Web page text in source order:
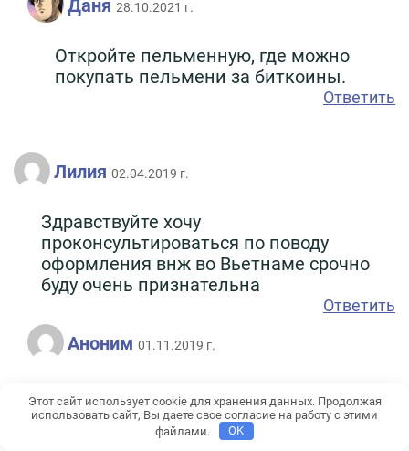
Даня 28.10.2021 г.
Откройте пельменную, где можно
покупать пельмени за биткоины.
Ответить
Лилия 02.04.2019 г.
Здравствуйте хочу
проконсультироваться по поводу
оформления внж во Вьетнаме срочно
буду очень признательна
Ответить
Аноним 01.11.2019 г.
Замуж. Немедленно.
Ответить
Этот сайт использует cookie для хранения данных. Продолжая
использовать сайт, Вы даете свое согласие на работу с этими
файлами.
OK